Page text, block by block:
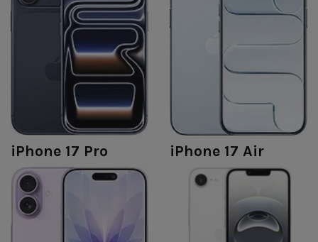
iPhone 17 Pro iPhone 17 Air